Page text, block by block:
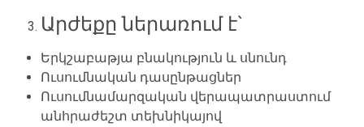
Արժեքը ներառում է`
Երկշաբաթյա բնակություն և սնունդ
Ուսումնական դասընթացներ
Ուսումնամարզական վերապատրաստում
անհրաժեշտ տեխնիկայով